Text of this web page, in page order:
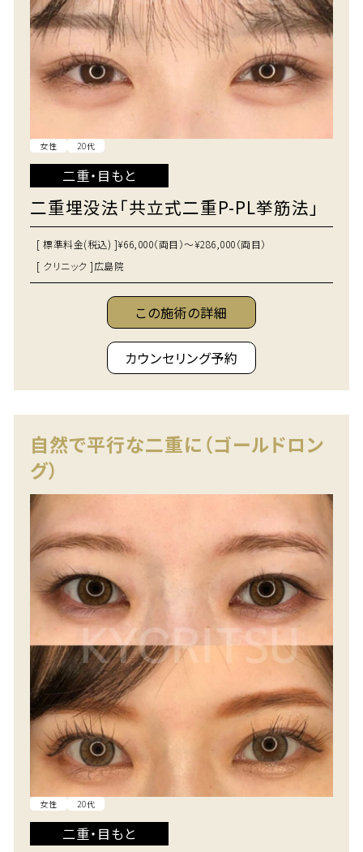
女性 20代
二重・目もと
二重埋没法「共立式二重P-PL挙筋法」
[ 標準料金(税込) ]¥66,000（両目）～¥286,000（両目）
[ クリニック ]広島院
この施術の詳細
カウンセリング予約
自然で平行な二重に（ゴールドロン
グ）
女性 20代
二重・目もと